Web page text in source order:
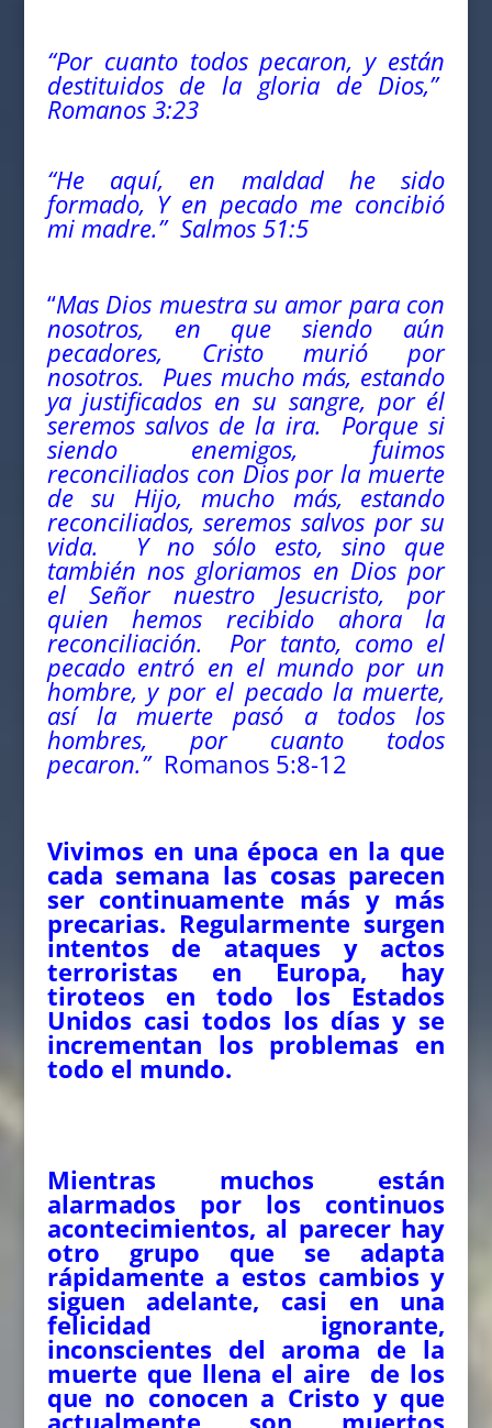
“Por cuanto todos pecaron, y están
destituidos de la gloria de Dios,”
Romanos 3:23
“He aquí, en maldad he sido
formado, Y en pecado me concibió
mi madre.” Salmos 51:5
“Mas Dios muestra su amor para con
nosotros, en que siendo aún
pecadores, Cristo murió por
nosotros. Pues mucho más, estando
ya justificados en su sangre, por él
seremos salvos de la ira. Porque si
siendo enemigos, fuimos
reconciliados con Dios por la muerte
de su Hijo, mucho más, estando
reconciliados, seremos salvos por su
vida. Y no sólo esto, sino que
también nos gloriamos en Dios por
el Señor nuestro Jesucristo, por
quien hemos recibido ahora la
reconciliación. Por tanto, como el
pecado entró en el mundo por un
hombre, y por el pecado la muerte,
así la muerte pasó a todos los
hombres, por cuanto todos
pecaron.” Romanos 5:8-12
Vivimos en una época en la que
cada semana las cosas parecen
ser continuamente más y más
precarias. Regularmente surgen
intentos de ataques y actos
terroristas en Europa, hay
tiroteos en todo los Estados
Unidos casi todos los días y se
incrementan los problemas en
todo el mundo.
Mientras muchos están
alarmados por los continuos
acontecimientos, al parecer hay
otro grupo que se adapta
rápidamente a estos cambios y
siguen adelante, casi en una
felicidad ignorante,
inconscientes del aroma de la
muerte que llena el aire de los
que no conocen a Cristo y que
actualmente son muertos